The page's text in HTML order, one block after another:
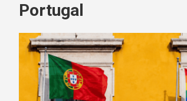
Portugal